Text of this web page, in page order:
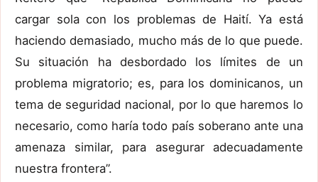
cargar sola con los problemas de Haití. Ya está
haciendo demasiado, mucho más de lo que puede.
Su situación ha desbordado los límites de un
problema migratorio; es, para los dominicanos, un
tema de seguridad nacional, por lo que haremos lo
necesario, como haría todo país soberano ante una
amenaza similar, para asegurar adecuadamente
nuestra frontera”.